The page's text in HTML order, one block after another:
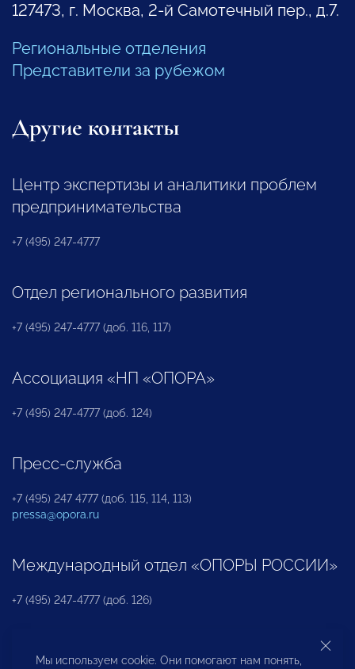
127473, г. Москва, 2-й Самотечный пер., д.7.
Региональные отделения
Представители за рубежом
Другие контакты
Центр экспертизы и аналитики проблем
предпринимательства
+7 (495) 247-4777
Отдел регионального развития
+7 (495) 247-4777 (доб. 116, 117)
Ассоциация «НП «ОПОРА»
+7 (495) 247-4777 (доб. 124)
Пресс-служба
+7 (495) 247 4777 (доб. 115, 114, 113)
pressa@opora.ru
Международный отдел «ОПОРЫ РОССИИ»
+7 (495) 247-4777 (доб. 126)
Бюро по защите прав предпринимателей и
Мы используем cookie. Они помогают нам понять,